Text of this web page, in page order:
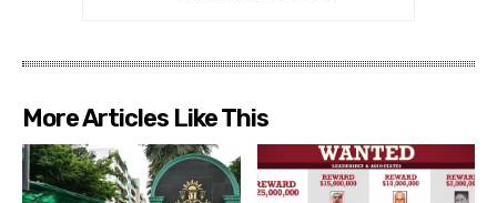
More Articles Like This